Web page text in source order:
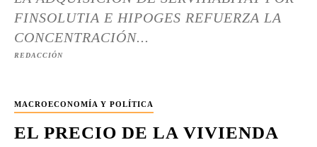
FINSOLUTIA E HIPOGES REFUERZA LA
CONCENTRACIÓN...
REDACCIÓN
MACROECONOMÍA Y POLÍTICA
EL PRECIO DE LA VIVIENDA